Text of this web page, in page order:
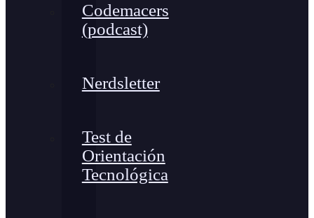
Codemacers
(podcast)
Nerdsletter
Test de
Orientación
Tecnológica